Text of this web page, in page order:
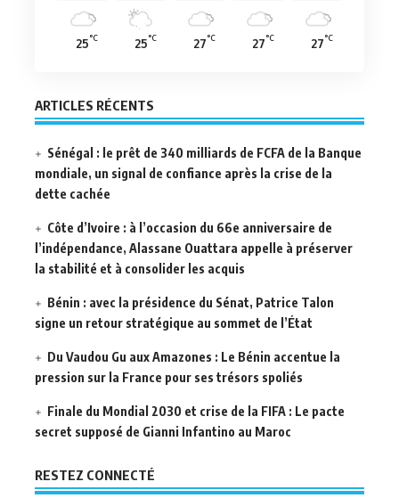
25°C 25°C 27°C 27°C 27°C
ARTICLES RÉCENTS
Sénégal : le prêt de 340 milliards de FCFA de la Banque
mondiale, un signal de confiance après la crise de la
dette cachée
Côte d’Ivoire : à l’occasion du 66e anniversaire de
l’indépendance, Alassane Ouattara appelle à préserver
la stabilité et à consolider les acquis
Bénin : avec la présidence du Sénat, Patrice Talon
signe un retour stratégique au sommet de l’État
Du Vaudou Gu aux Amazones : Le Bénin accentue la
pression sur la France pour ses trésors spoliés
Finale du Mondial 2030 et crise de la FIFA : Le pacte
secret supposé de Gianni Infantino au Maroc
RESTEZ CONNECTÉ